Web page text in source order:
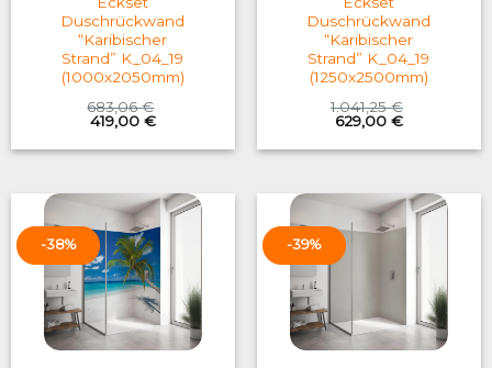
Duschrückwand
“Karibischer
Strand” K_04_19
(1000x2050mm)
683,06€
Original
price
was:
419,00 €Current
is:
Duschrückwand
“Karibischer
Strand” K_04_19
(1250x2500mm)
1.041,25€
Original
price
was:
629,00 €Current
is:
-38% -39%